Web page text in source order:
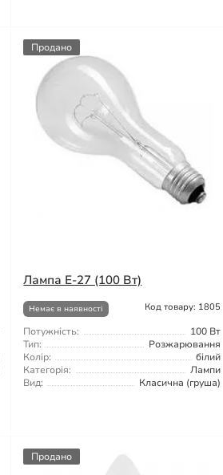
Продано
Лампа Е-27 (100 Вт)
Немає в наявності Код товару: 1805
Потужність:
100 Вт
Тип:
Розжарювання
Колір:
білий
Категорія:
Лампи
Вид:
Класична (груша)
Продано